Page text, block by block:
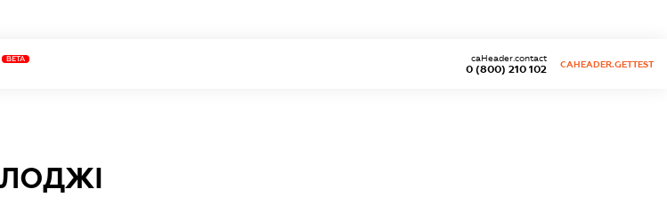
BETA
0 (800) 210 102
caHeader.contact
CAHEADER.GETTEST